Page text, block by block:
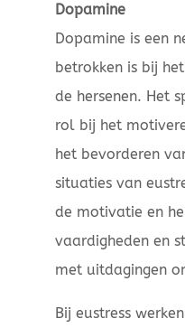
Dopamine
Dopamine is een
betrokken is bij
de hersenen. Het
rol bij het
het bevorderen
situaties van
de motivatie en
vaardigheden en
met uitdagingen
Bij eustress